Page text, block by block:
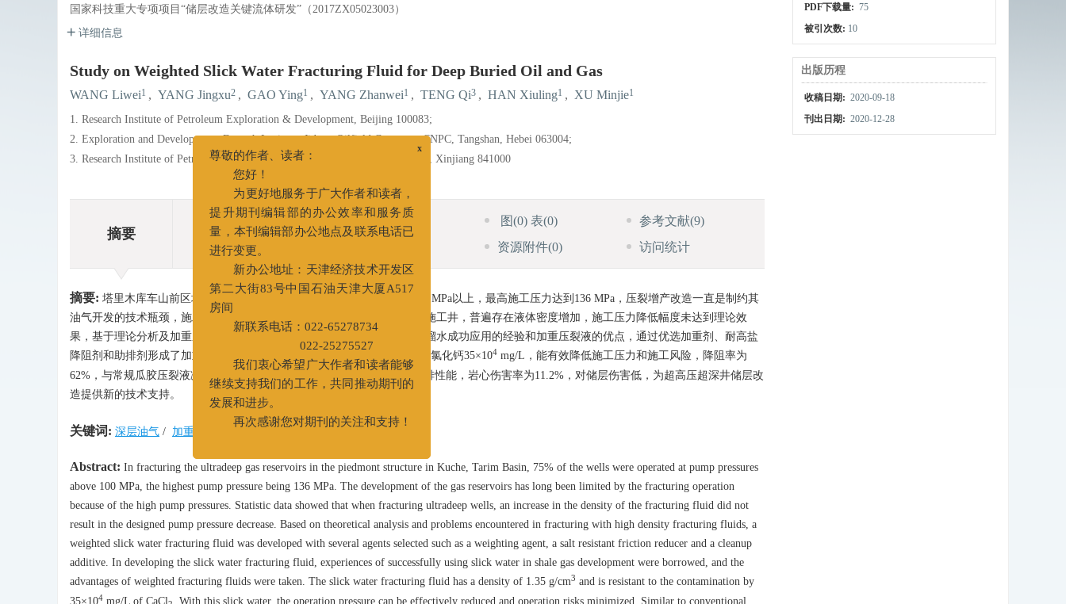
国家科技重大专项项目“储层改造关键流体研发”（2017ZX05023003）
详细信息
Study on Weighted Slick Water Fracturing Fluid for Deep Buried Oil and Gas
WANG Liwei1 , YANG Jingxu2 , GAO Ying1 , YANG Zhanwei1 , TENG Qi3 , HAN Xiuling1 , XU Minjie1
1. Research Institute of Petroleum Exploration & Development, Beijing 100083;
2. Exploration and Development, Esearch Institute, Jidong Oilfield Company, CNPC, Tangshan, Hebei 063004;
3. Research Institute of Petroleum Engineering, Tarim Oilfield Company, Korla, Xinjiang 841000
摘要
摘要 HTML全文 图(0) 表(0) 参考文献(9)
相关文章
资源附件(0) 访问统计
摘要: 塔里木库车山前区块作为典型的超深层气藏，75%施工井泵压在100 MPa以上，最高施工压力达到136 MPa，压裂增产改造一直是制约其
油气开发的技术瓶颈，施工排量也受到极大限制。据统计超深加重压裂液施工井，普遍存在液体密度增加，施工压力降低幅度未达到理论效
果，基于理论分析及加重压裂液实际应用中存在的问题，借鉴页岩气用滑溜水成功应用的经验和加重压裂液的优点，通过优选加重剂、耐高盐
降阻剂和助排剂形成了加重滑溜水体系。该体系加重密度为1.35 g/cm
，耐氯化钙35×104 mg/L，能有效降低施工压力和施工风险，降阻率为
62%，与常规瓜胶压裂液减阻率相当，并具有良好的耐温耐剪切性能和助排性能，岩心伤害率为11.2%，对储层伤害低，为超高压超深井储层改
造提供新的技术支持。
关键词: 深层油气 / 加重压裂液
Abstract: In fracturing the ultradeep gas reservoirs in the piedmont structure in Kuche, Tarim Basin, 75% of the wells were operated at pump pressures
above 100 MPa, the highest pump pressure being 136 MPa. The development of the gas reservoirs has long been limited by the fracturing operation
because of the high pump pressures. Statistic data showed that when fracturing ultradeep wells, an increase in the density of the fracturing fluid did not
result in the designed pump pressure decrease. Based on theoretical analysis and problems encountered in fracturing with high density fracturing fluids, a
weighted slick water fracturing fluid was developed with several agents selected such as a weighting agent, a salt resistant friction reducer and a cleanup
additive. In developing the slick water fracturing fluid, experiences of successfully using slick water in shale gas development were borrowed, and the
advantages of weighted fracturing fluids were taken. The slick water fracturing fluid has a density of 1.35 g/cm3 and is resistant to the contamination by
35×104 mg/L of CaCl . With this slick water, the operation pressure can be effectively reduced and operation risks minimized. Similar to conventional
PDF下载量: 75
被引次数: 10
出版历程
收稿日期: 2020-09-18
刊出日期: 2020-12-28
x
尊敬的作者、读者：
您好！
为更好地服务于广大作者和读者，
提升期刊编辑部的办公效率和服务质
量，本刊编辑部办公地点及联系电话已
进行变更。
新办公地址：天津经济技术开发区
第二大街83号中国石油天津大厦A517
房间
新联系电话：022-65278734
022-25275527
我们衷心希望广大作者和读者能够
继续支持我们的工作，共同推动期刊的
发展和进步。